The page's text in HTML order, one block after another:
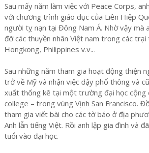
Sau mấy năm làm việc với Peace Corps,
với chương trình giáo dục của Liên Hiệp
người tỵ nạn tại Đông Nam Á. Nhờ vậy mà
đỡ các thuyền nhân Việt nam trong các
Hongkong, Philippines v.v...
Sau những năm tham gia hoạt động thiện
trở về Mỹ và nhận việc dậy phổ thông và
xuất thống kê tại một trường đại học cộng
college – trong vùng Vịnh San Francisco.
tham gia viết bài cho các tờ báo ở địa
Anh lẫn tiếng Việt. Rồi anh lập gia đình và
tuổi vào đại học.